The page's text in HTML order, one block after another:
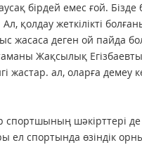
бірдей емес ғой. Бізде
қолдау жеткілікті
жасаса деген ой пайда
Жақсылық
ал, оларға демеу
спортшының шәкірттері
ел спортында өзіндік